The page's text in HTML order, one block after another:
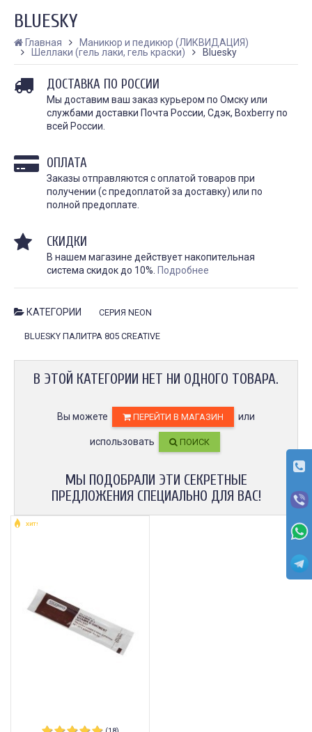
КАК ПРАВИЛЬНО И ДЛЯ ЧЕГО
ДЕЛАТЬ КАРБОНОВЫЙ ПИЛИНГ
Дата:28.02.2024
Карбоновый пилинг – это
инновационная
предназначенная для
улучшения...
ЧИТАТЬ ДАЛЕЕ →
ЗАЖИВЛЕНИЯ ТАТУ
Дата: 31.01.2024
(трансфера) Transferillo®
одного стика 5 мл хватило
держится очень хорошо,
рекомендую.
Анна Л.
5 октября 2023 12:19
высыхании стирается
BLUESKY
Главная
Маникюр и педикюр (ЛИКВИДАЦИЯ)
Шеллаки (гель лаки, гель краски)
Bluesky
ДОСТАВКА ПО РОССИИ
Мы доставим ваш заказ курьером по Омску или
службами доставки Почта России, Сдэк, Boxberry по
всей России.
ОПЛАТА
Заказы отправляются с оплатой товаров при
получении (с предоплатой за доставку) или по
полной предоплате.
СКИДКИ
В нашем магазине действует накопительная
система скидок до 10%. Подробнее
КАТЕГОРИИ СЕРИЯ NEON
BLUESKY ПАЛИТРА 805 CREATIVE
В ЭТОЙ КАТЕГОРИИ НЕТ НИ ОДНОГО ТОВАРА.
Вы можете ПЕРЕЙТИ В МАГАЗИН или
использовать ПОИСК
МЫ ПОДОБРАЛИ ЭТИ СЕКРЕТНЫЕ
ПРЕДЛОЖЕНИЯ СПЕЦИАЛЬНО ДЛЯ ВАС!
ХИТ!